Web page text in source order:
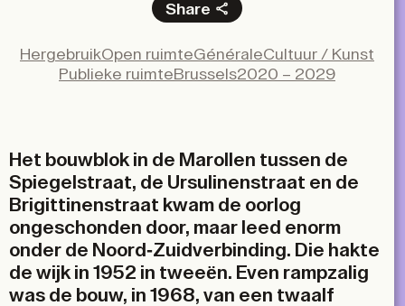
Share
HergebruikOpen ruimteGénéraleCultuur / Kunst
Publieke ruimteBrussels2020 – 2029
Het bouwblok in de Marollen tussen de
Spiegelstraat, de Ursulinenstraat en de
Brigittinenstraat kwam de oorlog
ongeschonden door, maar leed enorm
onder de Noord-Zuidverbinding. Die hakte
de wijk in 1952 in tweeën. Even rampzalig
was de bouw, in 1968, van een twaalf